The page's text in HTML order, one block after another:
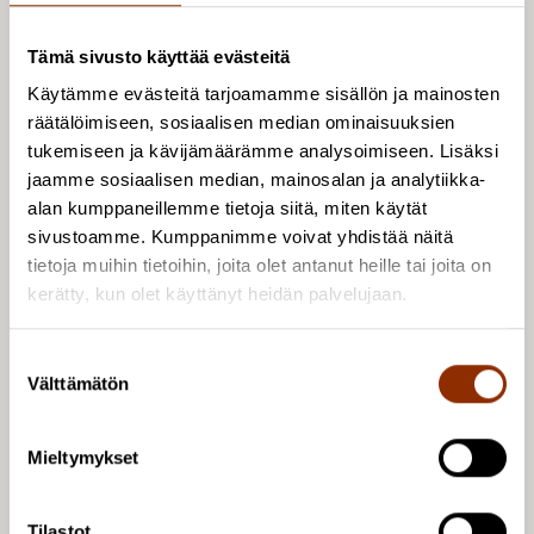
Tämä sivusto käyttää evästeitä
Käytämme evästeitä tarjoamamme sisällön ja mainosten
räätälöimiseen, sosiaalisen median ominaisuuksien
tukemiseen ja kävijämäärämme analysoimiseen. Lisäksi
jaamme sosiaalisen median, mainosalan ja analytiikka-
alan kumppaneillemme tietoja siitä, miten käytät
sivustoamme. Kumppanimme voivat yhdistää näitä
tietoja muihin tietoihin, joita olet antanut heille tai joita on
kerätty, kun olet käyttänyt heidän palvelujaan.
Välttämätön
Mieltymykset
Kulttuuripolitiikan